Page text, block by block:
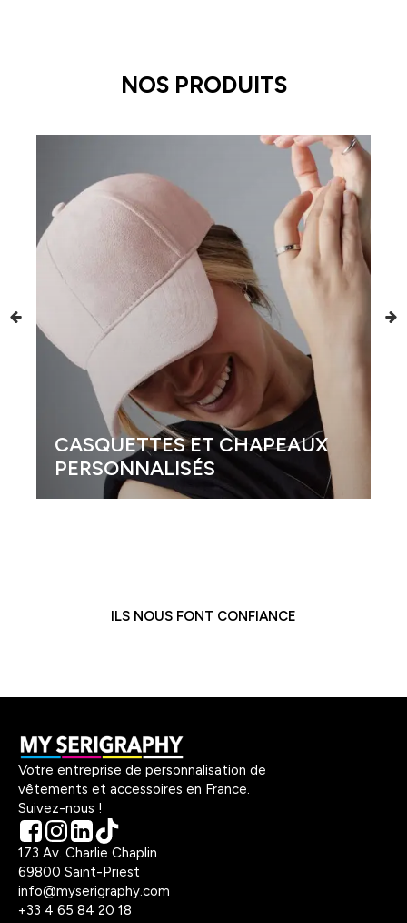
NOS PRODUITS
CASQUETTES ET CHAPEAUX
PERSONNALISÉS
ILS NOUS FONT CONFIANCE
Votre entreprise de personnalisation de
vêtements et accessoires en France.
Suivez-nous !
173 Av. Charlie Chaplin
69800 Saint-Priest
info@myserigraphy.com
+33 4 65 84 20 18